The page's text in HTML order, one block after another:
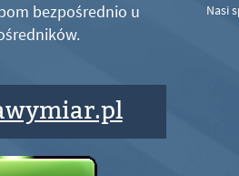
bezpośrednio u
Nasi